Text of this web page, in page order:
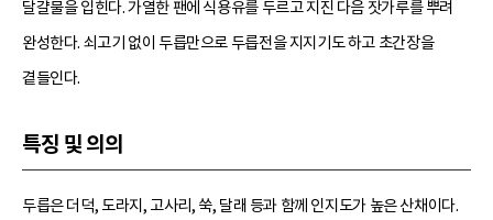
달걀물을 입힌다. 가열한 팬에 식용유를 두르고 지진 다음 잣가루를 뿌려
완성한다. 쇠고기 없이 두릅만으로 두릅전을 지지기도 하고 초간장을
곁들인다.
특징 및 의의
두릅은 더덕, 도라지, 고사리, 쑥, 달래 등과 함께 인지도가 높은 산채이다.